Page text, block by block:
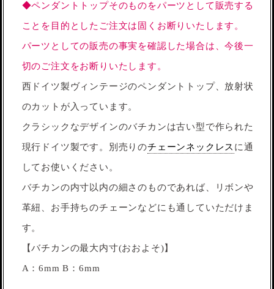
◆ペンダントトップそのものをパーツとして販売する
ことを目的としたご注文は固くお断りいたします。
パーツとしての販売の事実を確認した場合は、今後一
切のご注文をお断りいたします。
西ドイツ製ヴィンテージのペンダントトップ、放射状
のカットが入っています。
クラシックなデザインのバチカンは古い型で作られた
現行ドイツ製です。別売りのチェーンネックレス に通
してお使いください。
バチカンの内寸以内の細さのものであれば、リボンや
革紐、お手持ちのチェーンなどにも通していただけま
す。
【バチカンの最大内寸(おおよそ)】
A：6mm B：6mm